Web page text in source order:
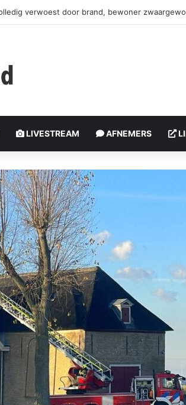
brand in duingebied | Oosterduinpad Ouddorp
LIVESTREAM AFNEMERS